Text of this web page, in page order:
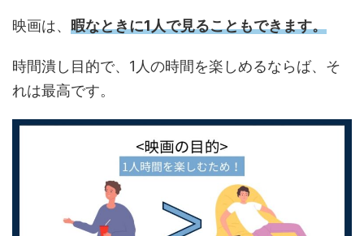
映画は、 暇なときに1人で見ることもできます。
時間潰し目的で、1人の時間を楽しめるならば、そ
れは最高です。